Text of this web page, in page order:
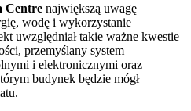
Centre największą uwagę
wodę i wykorzystanie
uwzględniał takie ważne kwestie
przemyślany system
i elektronicznymi oraz
budynek będzie mógł